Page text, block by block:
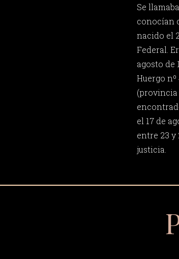
Se
conocían
nacido el
Federal.
agosto de
Huergo
(provincia
el 17 de
entre 23 y
justicia.